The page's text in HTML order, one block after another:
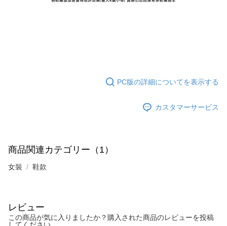
PC版の詳細についてを表示する
カスタマーサービス
商品関連カテゴリー（1）
女裝 鞋款
レビュー
この商品が気に入りましたか？購入された商品のレビューを投稿